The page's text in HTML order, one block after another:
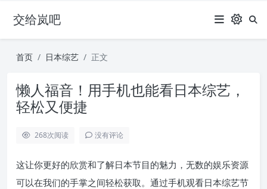
交给岚吧
首页 日本综艺 正文
懒人福音！用手机也能看日本综艺，
轻松又便捷
268次阅读 没有评论
这让你更好的欣赏和了解日本节目的魅力，无数的娱乐资源
可以在我们的手掌之间轻松获取。通过手机观看日本综艺节